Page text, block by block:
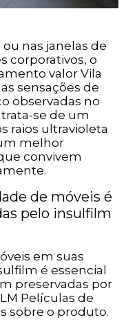
nas janelas de
corporativos, o
valor Vila
sensações de
observadas no
se de um
raios ultravioleta
melhor
convivem
de móveis é
pelo insulfilm
em suas
é essencial
preservadas por
Películas de
sobre o produto.